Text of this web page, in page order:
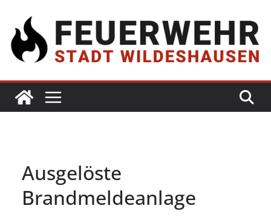
Ausgelöste
Brandmeldeanlage